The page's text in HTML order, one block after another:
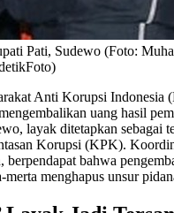
Pati, Sudewo (Foto:
Anti Korupsi Indonesia
uang hasil
layak ditetapkan sebagai
Korupsi (KPK).
berpendapat bahwa
merta menghapus unsur